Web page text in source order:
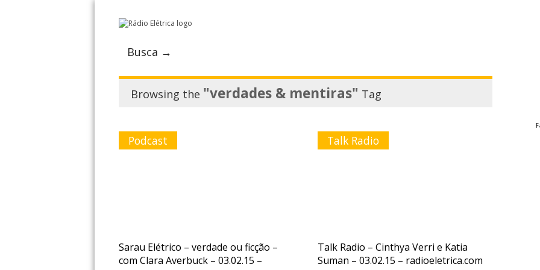
Busca →
Browsing the "verdades & mentiras" Tag
Podcast
Sarau Elétrico – verdade ou ficção –
com Clara Averbuck – 03.02.15 –
Talk Radio
Talk Radio – Cinthya Verri e Katia
Suman – 03.02.15 – radioeletrica.com